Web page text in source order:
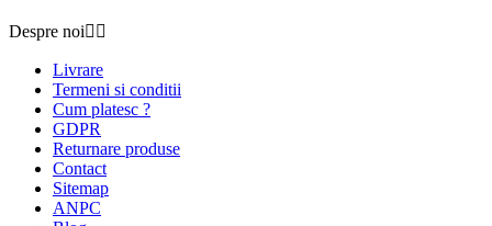
Despre noi 
Livrare
Termeni si conditii
Cum platesc ?
GDPR
Returnare produse
Contact
Sitemap
ANPC